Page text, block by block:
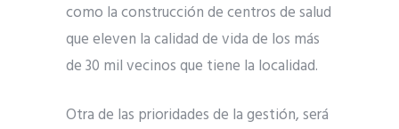
como la construcción de centros de salud
que eleven la calidad de vida de los más
de 30 mil vecinos que tiene la localidad.
Otra de las prioridades de la gestión, será